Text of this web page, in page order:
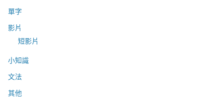
單字
影片
短影片
小知識
文法
其他